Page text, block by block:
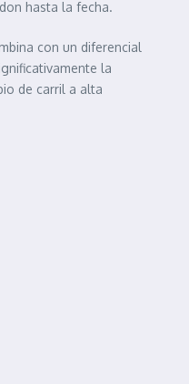
hasta la fecha.
con un diferencial
la
de carril a alta